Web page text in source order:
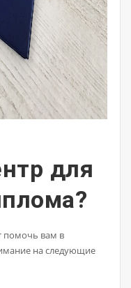
для
помочь вам в
на следующие